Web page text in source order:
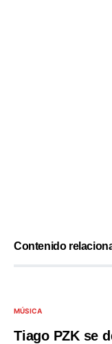
Contenido
MÚSICA
Tiago PZK se